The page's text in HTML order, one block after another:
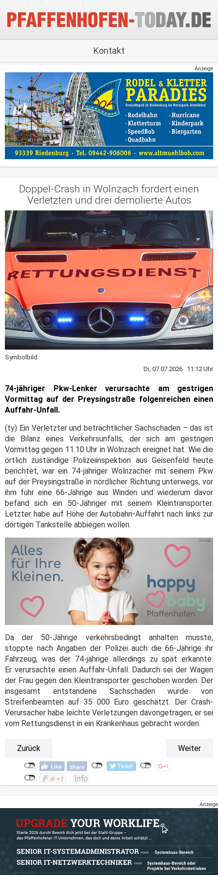
Kontakt
Anzeige
Doppel-Crash in Wolnzach fordert einen
Verletzten und drei demolierte Autos
Symbolbild.
Di, 07.07.2026 11:12 Uhr
74-jähriger Pkw-Lenker verursachte am gestrigen
Vormittag auf der Preysingstraße folgenreichen einen
Auffahr-Unfall.
(ty) Ein Verletzter und beträchtlicher Sachschaden – das ist
die Bilanz eines Verkehrsunfalls, der sich am gestrigen
Vormittag gegen 11.10 Uhr in Wolnzach ereignet hat. Wie die
örtlich zuständige Polizeiinspektion aus Geisenfeld heute
berichtet, war ein 74-jähriger Wolnzacher mit seinem Pkw
auf der Preysingstraße in nördlicher Richtung unterwegs, vor
ihm fuhr eine 66-Jährige aus Winden und wiederum davor
befand sich ein 50-Jähriger mit seinem Kleintransporter.
Letzter habe auf Höhe der Autobahn-Auffahrt nach links zur
dortigen Tankstelle abbiegen wollen.
Da der 50-Jährige verkehrsbedingt anhalten musste,
stoppte nach Angaben der Polizei auch die 66-Jährige ihr
Fahrzeug, was der 74-jährige allerdings zu spät erkannte.
Er verursachte einen Auffahr-Unfall. Dadurch sei der Wagen
der Frau gegen den Kleintransporter geschoben worden. Der
insgesamt entstandene Sachschaden wurde von
Streifenbeamten auf 35 000 Euro geschätzt. Der Crash-
Verursacher habe leichte Verletzungen davongetragen; er sei
vom Rettungsdienst in ein Krankenhaus gebracht worden.
Zurück Weiter
Anzeige